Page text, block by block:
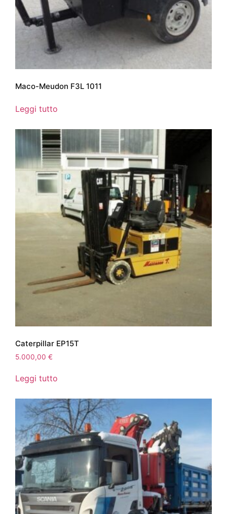
Maco-Meudon F3L 1011
Leggi tutto
Caterpillar EP15T
5.000,00 €
Leggi tutto